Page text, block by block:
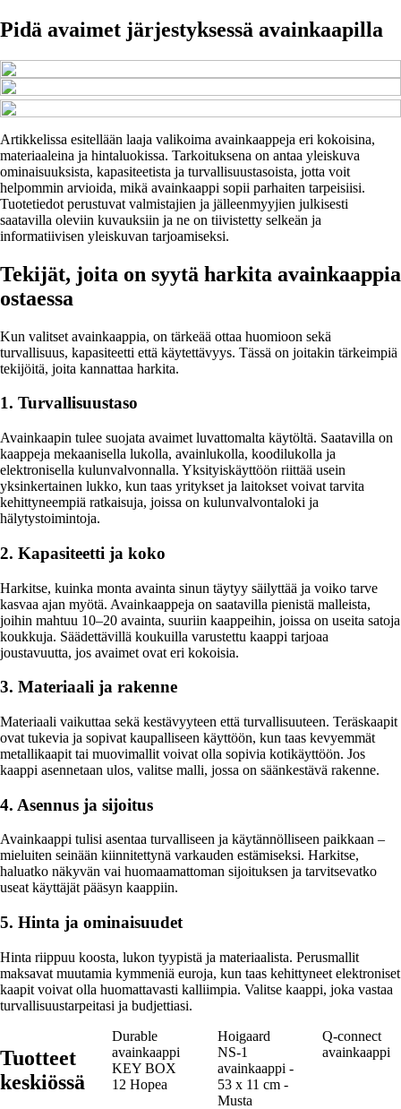
Pidä avaimet järjestyksessä avainkaapilla
Artikkelissa esitellään laaja valikoima avainkaappeja eri kokoisina,
materiaaleina ja hintaluokissa. Tarkoituksena on antaa yleiskuva
ominaisuuksista, kapasiteetista ja turvallisuustasoista, jotta voit
helpommin arvioida, mikä avainkaappi sopii parhaiten tarpeisiisi.
Tuotetiedot perustuvat valmistajien ja jälleenmyyjien julkisesti
saatavilla oleviin kuvauksiin ja ne on tiivistetty selkeän ja
informatiivisen yleiskuvan tarjoamiseksi.
Tekijät, joita on syytä harkita avainkaappia
ostaessa
Kun valitset avainkaappia, on tärkeää ottaa huomioon sekä
turvallisuus, kapasiteetti että käytettävyys. Tässä on joitakin tärkeimpiä
tekijöitä, joita kannattaa harkita.
1. Turvallisuustaso
Avainkaapin tulee suojata avaimet luvattomalta käytöltä. Saatavilla on
kaappeja mekaanisella lukolla, avainlukolla, koodilukolla ja
elektronisella kulunvalvonnalla. Yksityiskäyttöön riittää usein
yksinkertainen lukko, kun taas yritykset ja laitokset voivat tarvita
kehittyneempiä ratkaisuja, joissa on kulunvalvontaloki ja
hälytystoimintoja.
2. Kapasiteetti ja koko
Harkitse, kuinka monta avainta sinun täytyy säilyttää ja voiko tarve
kasvaa ajan myötä. Avainkaappeja on saatavilla pienistä malleista,
joihin mahtuu 10–20 avainta, suuriin kaappeihin, joissa on useita satoja
koukkuja. Säädettävillä koukuilla varustettu kaappi tarjoaa
joustavuutta, jos avaimet ovat eri kokoisia.
3. Materiaali ja rakenne
Materiaali vaikuttaa sekä kestävyyteen että turvallisuuteen. Teräskaapit
ovat tukevia ja sopivat kaupalliseen käyttöön, kun taas kevyemmät
metallikaapit tai muovimallit voivat olla sopivia kotikäyttöön. Jos
kaappi asennetaan ulos, valitse malli, jossa on säänkestävä rakenne.
4. Asennus ja sijoitus
Avainkaappi tulisi asentaa turvalliseen ja käytännölliseen paikkaan –
mieluiten seinään kiinnitettynä varkauden estämiseksi. Harkitse,
haluatko näkyvän vai huomaamattoman sijoituksen ja tarvitsevatko
useat käyttäjät pääsyn kaappiin.
5. Hinta ja ominaisuudet
Hinta riippuu koosta, lukon tyypistä ja materiaalista. Perusmallit
maksavat muutamia kymmeniä euroja, kun taas kehittyneet elektroniset
kaapit voivat olla huomattavasti kalliimpia. Valitse kaappi, joka vastaa
turvallisuustarpeitasi ja budjettiasi.
Tuotteet
keskiössä
Durable
avainkaappi
KEY BOX
12 Hopea
Hoigaard
NS-1
avainkaappi -
53 x 11 cm -
Musta
Q-connect
avainkaappi